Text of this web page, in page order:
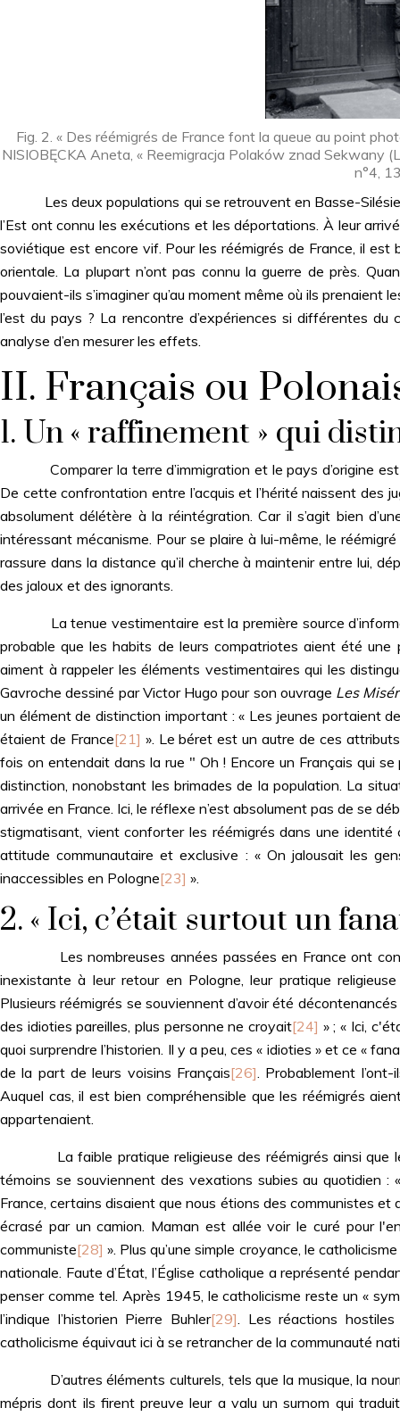
Fig. 2. « Des réémigrés de France font la queue au point
NISIOBĘCKA Aneta, « Reemigracja Polaków znad Sekwany
n°4,
Les deux populations qui se retrouvent en Basse-Silésie
l’Est ont connu les exécutions et les déportations. À leur
soviétique est encore vif. Pour les réémigrés de France, il est
orientale. La plupart n’ont pas connu la guerre de près.
pouvaient-ils s’imaginer qu’au moment même où ils prenaient
l’est du pays ? La rencontre d’expériences si différentes
analyse d’en mesurer les effets.
II. Français ou
1. Un « raffinement » qui
Comparer la terre d’immigration et le pays d’origine est
De cette confrontation entre l’acquis et l’hérité naissent des
absolument délétère à la réintégration. Car il s’agit bien
intéressant mécanisme. Pour se plaire à lui-même, le
rassure dans la distance qu’il cherche à maintenir entre lui,
des jaloux et des ignorants.
La tenue vestimentaire est la première source
probable que les habits de leurs compatriotes aient été
aiment à rappeler les éléments vestimentaires qui les
Gavroche dessiné par Victor Hugo pour son ouvrage Les
un élément de distinction important : « Les jeunes portaient
étaient de France[21] ». Le béret est un autre de ces
fois on entendait dans la rue " Oh ! Encore un Français qui
distinction, nonobstant les brimades de la population. La
arrivée en France. Ici, le réflexe n’est absolument pas de se
stigmatisant, vient conforter les réémigrés dans une identité
attitude communautaire et exclusive : « On jalousait les
inaccessibles en Pologne[23] ».
2. « Ici, c’était surtout un
Les nombreuses années passées en France ont
inexistante à leur retour en Pologne, leur pratique
Plusieurs réémigrés se souviennent d’avoir été
des idioties pareilles, plus personne ne croyait[24] » ; « Ici,
quoi surprendre l’historien. Il y a peu, ces « idioties » et ce «
de la part de leurs voisins Français[26]. Probablement
Auquel cas, il est bien compréhensible que les réémigrés
appartenaient.
La faible pratique religieuse des réémigrés ainsi que
témoins se souviennent des vexations subies au quotidien :
France, certains disaient que nous étions des communistes et
écrasé par un camion. Maman est allée voir le curé pour
communiste[28] ». Plus qu’une simple croyance, le
nationale. Faute d’État, l’Église catholique a représenté
penser comme tel. Après 1945, le catholicisme reste un «
l’indique l’historien Pierre Buhler[29]. Les réactions
catholicisme équivaut ici à se retrancher de la communauté
D’autres éléments culturels, tels que la musique, la
mépris dont ils firent preuve leur a valu un surnom qui